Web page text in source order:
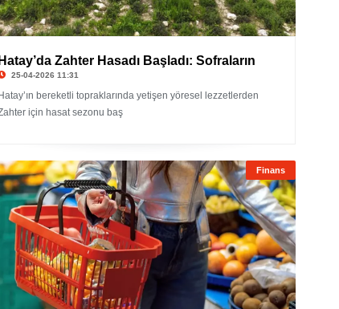
Hatay’da Zahter Hasadı Başladı: Sofraların
25-04-2026 11:31
Hatay’ın bereketli topraklarında yetişen yöresel lezzetlerden
için hasat sezonu baş
Finans